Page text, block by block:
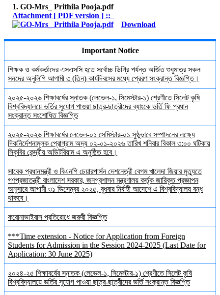
1. GO-Mrs_ Prithila Pooja.pdf
Attachment [ PDF version ] ::
Download
Important Notice
শিক্ষক ও কর্মকর্তাদের এসএসসি হতে সর্বোচ্চ ডিগ্রি পর্যন্ত অর্জিত শুধুমাত্র সকল
সনদের অনুলিপি আগামী ৩ (তিন) কার্যদিবসের মধ্যে প্রেরণ সংক্রান্ত বিজ্ঞপ্তি।
২০২৫-২০২৬ শিক্ষাবর্ষের স্নাতক (লেভেল-১, সিমেস্টার-১) শ্রেণীতে সিলেট কৃষি
বিশ্ববিদ্যালয়ে ভর্তির সুযোগ পাওয়া ছাত্র-ছাত্রীদের ব্যাংকে ভর্তি ফি প্রধান
সংক্রান্ত সংশোধিত বিজ্ঞপ্তি
২০২৫-২০২৬ শিক্ষাবর্ষের লেভেল-০১ সেমিস্টার-০১ সুষ্ঠুভাবে সম্পাদনের লক্ষ্যে
দিকনির্দেশনামূলক প্রোগ্রাম অদ্য ০২-০১-২০২৬ তারিখ শনিবার বিকাল ৩:০০ ঘটিকায়
সিকৃবির কেন্দ্রীয় অডিটরিয়াম এ অনুষ্ঠিত হবে।
সাবেক প্রধানমন্ত্রী ও বিএনপি চেয়ারপার্সন দেশনেত্রী বেগম খালেদা জিয়ার মৃত্যুতে
গণপ্রজাতন্ত্রী বাংলাদেশ সরকার, জনপ্রশাসন মন্ত্রণালয় কর্তৃক জারিকৃত প্রজ্ঞাপন
অনুসারে আগামী ৩১ ডিসেম্বর ২০২৫, বুধবার নির্বাহী আদেশে এ বিশ্ববিদ্যালয় বন্ধ
থাকবে।
করোনাভাইরাস প্রতিরোধে জরুরী বিজ্ঞপ্তি
***Time extension - Notice for Application from Foreign
Students for Admission in the Session 2024-2025 (Last Date for
Application: 30 June 2025)
২০২৪-২৫ শিক্ষাবর্ষের স্নাতক (লেভেল-১, সিমেস্টার-১) শ্রেণীতে সিলেট কৃষি
বিশ্ববিদ্যালয়ে ভর্তির সুযোগ পাওয়া ছাত্র-ছাত্রীদের ভর্তি সংক্রান্ত বিজ্ঞপ্তি